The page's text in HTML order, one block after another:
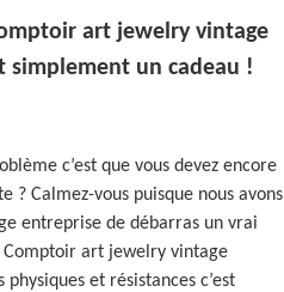
art jewelry vintage
simplement un cadeau !
c’est que vous devez encore
? Calmez-vous puisque nous avons
entreprise de débarras un vrai
Comptoir art jewelry vintage
et résistances c’est